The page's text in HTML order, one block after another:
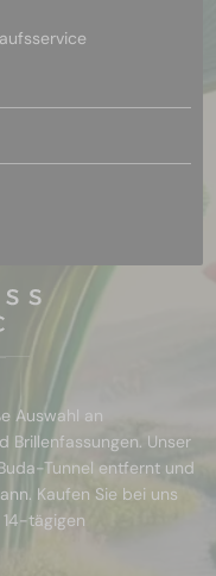
Auswahl an
Brillenfassungen. Unser
Tunnel entfernt und
Kaufen Sie bei uns
tägigen